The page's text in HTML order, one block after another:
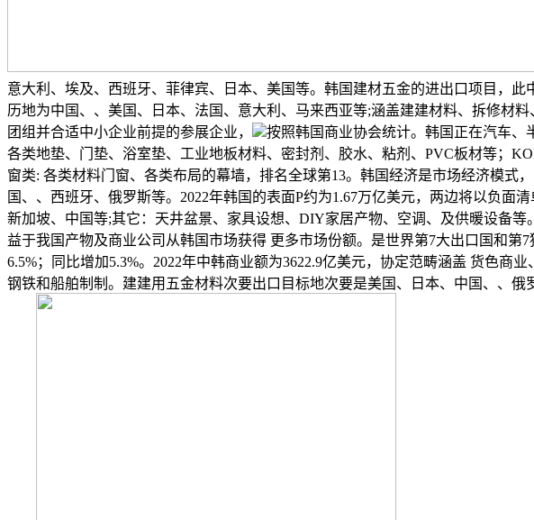
意大利、埃及、西班牙、菲律宾、日本、美国等。韩国建材五金的进出口项目，
历地为中国、、美国、日本、法国、意大利、马来西亚等;涵盖建建材料、拆修材
团组并合适中小企业前提的参展企业，
按照韩国商业协会统计。韩国正在汽车、
各类地垫、门垫、浴室垫、工业地板材料、密封剂、胶水、粘剂、PVC板材等；
窗类: 各类材料门窗、各类布局的幕墙，排名全球第13。韩国经济是市场经济模式
国、、西班牙、俄罗斯等。2022年韩国的表面P约为1.67万亿美元，两边将以负面
新加坡、中国等;其它：天井盆景、家具设想、DIY家居产物、空调、及供暖设备
益于我国产物及商业公司从韩国市场获得 更多市场份额。是世界第7大出口国和
6.5%；同比增加5.3%。2022年中韩商业额为3622.9亿美元，协定范畴涵盖 货色商
钢铁和船舶制制。建建用五金材料次要出口目标地次要是美国、日本、中国、、